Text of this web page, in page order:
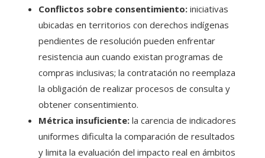
Conflictos sobre consentimiento: iniciativas
ubicadas en territorios con derechos indígenas
pendientes de resolución pueden enfrentar
resistencia aun cuando existan programas de
compras inclusivas; la contratación no reemplaza
la obligación de realizar procesos de consulta y
obtener consentimiento.
Métrica insuficiente: la carencia de indicadores
uniformes dificulta la comparación de resultados
y limita la evaluación del impacto real en ámbitos